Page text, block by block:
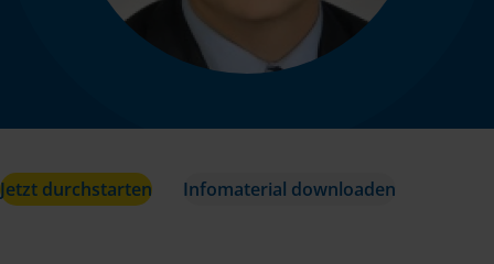
Jetzt durchstarten Infomaterial downloaden